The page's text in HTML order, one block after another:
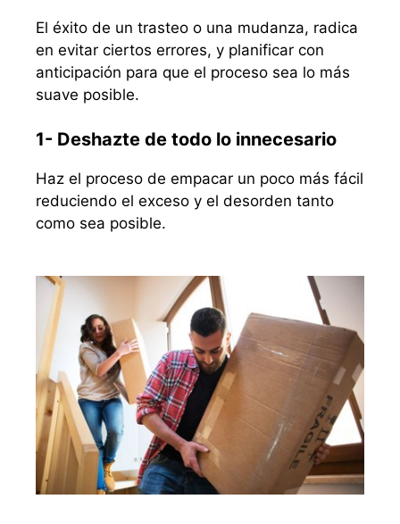
El éxito de un trasteo o una mudanza, radica
en evitar ciertos errores, y planificar con
anticipación para que el proceso sea lo más
suave posible.
1- Deshazte de todo lo innecesario
Haz el proceso de empacar un poco más fácil
reduciendo el exceso y el desorden tanto
como sea posible.